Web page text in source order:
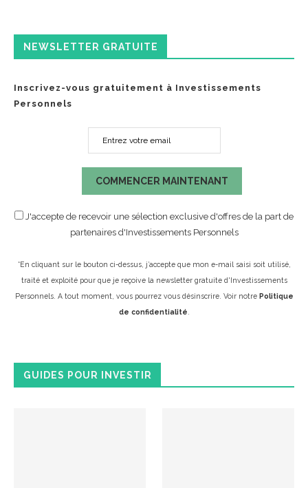
NEWSLETTER GRATUITE
Inscrivez-vous gratuitement à Investissements
Personnels
COMMENCER MAINTENANT
J'accepte de recevoir une sélection exclusive d'offres de la part de
partenaires d'Investissements Personnels
*En cliquant sur le bouton ci-dessus, j’accepte que mon e-mail saisi soit utilisé,
traité et exploité pour que je reçoive la newsletter gratuite d'Investissements
Personnels. A tout moment, vous pourrez vous désinscrire. Voir notre Politique
de confidentialité
GUIDES POUR INVESTIR